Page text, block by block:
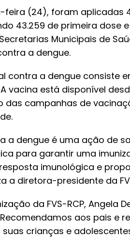
feira (24), foram aplicadas
43.259 de primeira dose
Municipais de
a dengue.
contra a dengue consiste
vacina está disponível
das campanhas de
a dengue é uma ação de
para garantir uma
imunológica e
a diretora-presidente da
da FVS-RCP, Angela
aos pais e
crianças e